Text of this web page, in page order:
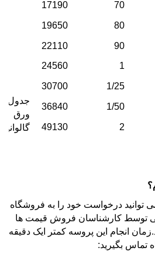
جدول
ورق
70
17190
80
19650
90
22110
1
24560
1/25
30700
1/50
36840
2
49130
توانید درخواست خود را به فروشگاه
توسط کارشناسان فروش قیمت ها
انجام این پروسه کمتر ایک دقیقه
تماس بگیرید: